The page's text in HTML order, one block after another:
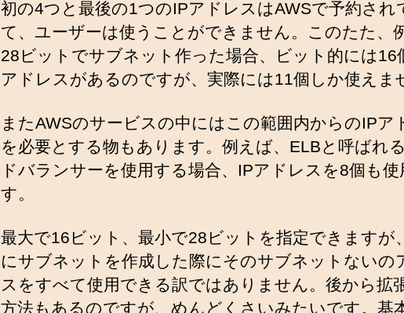
初の4つと最後の1つのIPアドレスはAWSで予約され
て、ユーザーは使うことができません。このたた、
28ビットでサブネット作った場合、ビット的には16
アドレスがあるのですが、実際には11個しか使えま
またAWSのサービスの中にはこの範囲内からのIPア
を必要とする物もあります。例えば、ELBと呼ばれ
ドバランサーを使用する場合、IPアドレスを8個も使
す。
最大で16ビット、最小で28ビットを指定できますが
にサブネットを作成した際にそのサブネットないの
スをすべて使用できる訳ではありません。後から拡
方法もあるのですが、めんどくさいみたいです。基